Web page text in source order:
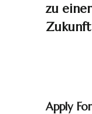
zu
Apply